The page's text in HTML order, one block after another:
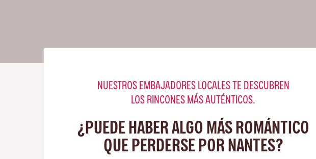
NUESTROS EMBAJADORES LOCALES TE DESCUBREN
LOS RINCONES MÁS AUTÉNTICOS.
¿PUEDE HABER ALGO MÁS ROMÁNTICO
QUE PERDERSE POR NANTES?